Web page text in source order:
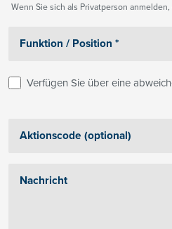
Wenn Sie sich als Privatperson
Verfügen Sie über eine